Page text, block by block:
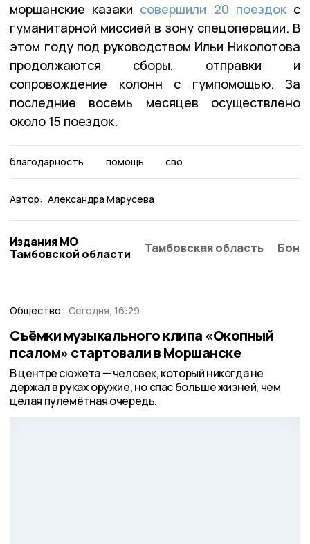
моршанские казаки совершили 20 поездокс
гуманитарной миссией в зону спецоперации. В
этом году под руководством Ильи Николотова
продолжаются сборы, отправки и
сопровождение колонн с гумпомощью. За
последние восемь месяцев осуществлено
около 15 поездок.
благодарность помощь сво
Автор: Александра Марусева
Издания МО
Тамбовской области
Тамбовская область
Общество Сегодня, 16:29
Съёмки музыкального клипа «Окопный
псалом» стартовали в Моршанске
В центре сюжета — человек, который никогда не
держал в руках оружие, но спас больше жизней, чем
целая пулемётная очередь.